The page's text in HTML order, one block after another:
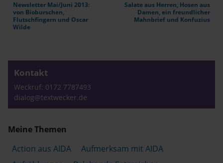
Newsletter Mai/Juni 2013:
von Bioburschen,
Flutschfingern und Oscar
Wilde
Salate aus Herren, Hosen aus
Damen, ein freundlicher
Mahnbrief und Konfuzius
Kontakt
Weckruf: 0172 7787493
dialog@textwecker.de
Meine Themen
Action aus AIDA
Aufmerksam mit AIDA